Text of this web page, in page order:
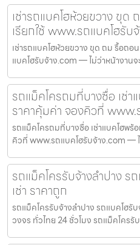
เช่ารถแบคโฮห้วยขวาง ขุด
เรียกใช้ www.รถแบคโฮรับ
เช่ารถแบคโฮห้วยขวาง ขุด ถม รื้อถอ
แบคโฮรับจ้าง.com — ไม่ว่าหน้างาน
รถแม็คโครถมที่บางซื่อ เช่
ราคาคุ้มค่า จองคิวที่
รถแม็คโครถมที่บางซื่อ เช่าแบคโฮพ
คิวที่ www.รถแบคโฮรับจ้าง.com —
รถแม็คโครรับจ้างลำปาง ร
เช่า ราคาถูก
รถแม็คโครรับจ้างลำปาง รถแบคโฮรั
วงจร ทั่วไทย 24 ชั่วโมง รถแม็คโครรั